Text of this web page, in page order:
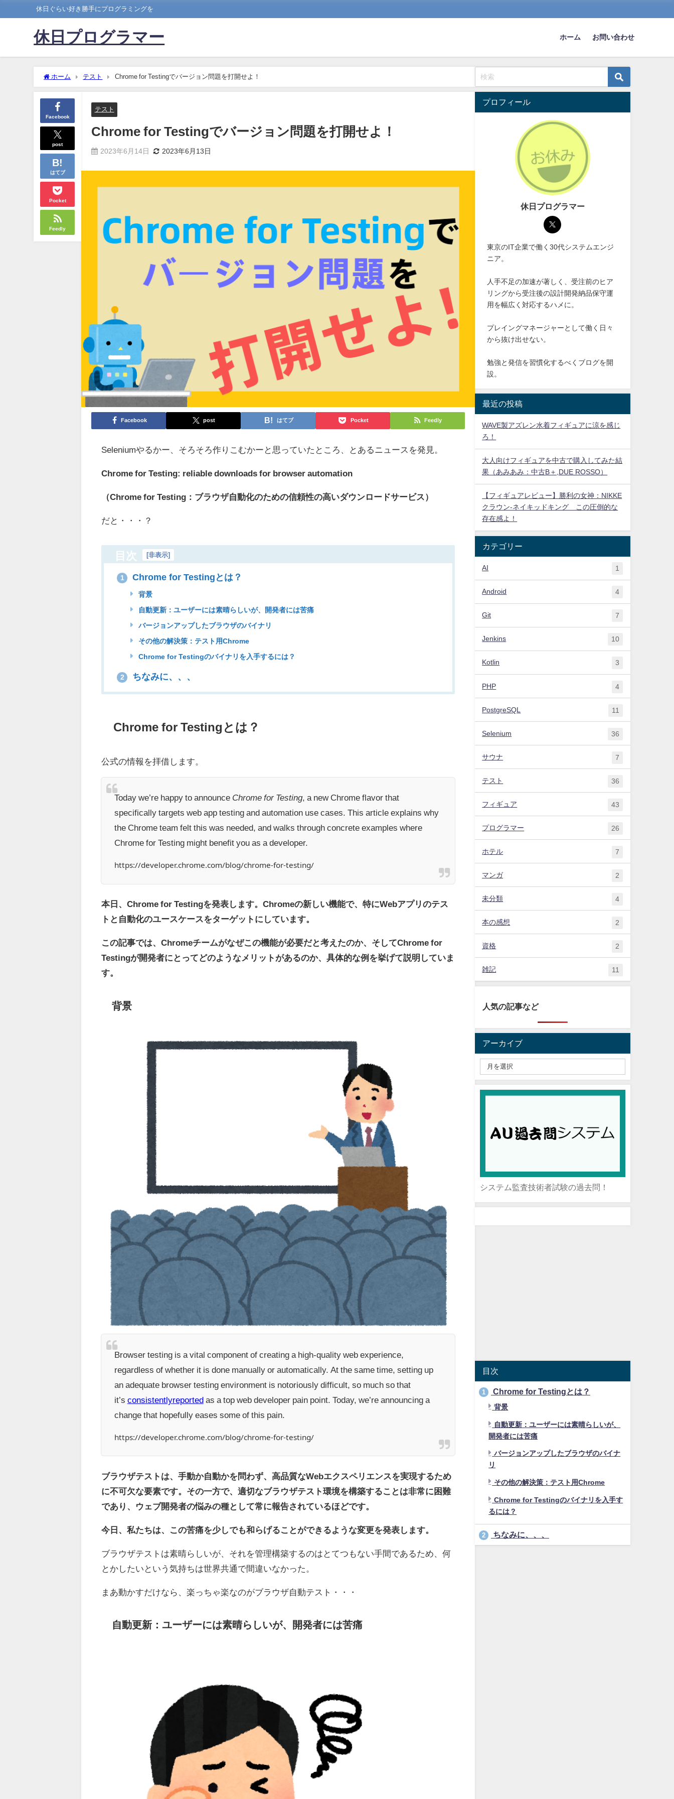
休日ぐらい好き勝手にプログラミングを
休日プログラマー ホーム お問い合わせ
ホーム テスト Chrome for Testingでバージョン問題を打開せよ！
Facebook
post
はてブ
Pocket
Feedly
テスト
Chrome for Testingでバージョン問題を打開せよ！
2023年6月14日 2023年6月13日
Facebook post はてブ Pocket Feedly
Seleniumやるかー、そろそろ作りこむかーと思っていたところ、とあるニュースを発見。
Chrome for Testing: reliable downloads for browser automation
（Chrome for Testing：ブラウザ自動化のための信頼性の高いダウンロードサービス）
だと・・・？
目次 [非表示]
1 Chrome for Testingとは？
背景
自動更新：ユーザーには素晴らしいが、開発者には苦痛
バージョンアップしたブラウザのバイナリ
その他の解決策：テスト用Chrome
Chrome for Testingのバイナリを入手するには？
2 ちなみに、、、
Chrome for Testingとは？
公式の情報を拝借します。
Today we’re happy to announce Chrome for Testing, a new Chrome flavor that
specifically targets web app testing and automation use cases. This article explains why
the Chrome team felt this was needed, and walks through concrete examples where
Chrome for Testing might benefit you as a developer.
https://developer.chrome.com/blog/chrome-for-testing/
本日、Chrome for Testingを発表します。Chromeの新しい機能で、特にWebアプリのテス
トと自動化のユースケースをターゲットにしています。
この記事では、Chromeチームがなぜこの機能が必要だと考えたのか、そしてChrome for
Testingが開発者にとってどのようなメリットがあるのか、具体的な例を挙げて説明していま
す。
背景
Browser testing is a vital component of creating a high-quality web experience,
regardless of whether it is done manually or automatically. At the same time, setting up
an adequate browser testing environment is notoriously difficult, so much so that
it’s consistentlyreportedas a top web developer pain point. Today, we’re announcing a
change that hopefully eases some of this pain.
https://developer.chrome.com/blog/chrome-for-testing/
ブラウザテストは、手動か自動かを問わず、高品質なWebエクスペリエンスを実現するため
に不可欠な要素です。その一方で、適切なブラウザテスト環境を構築することは非常に困難
であり、ウェブ開発者の悩みの種として常に報告されているほどです。
今日、私たちは、この苦痛を少しでも和らげることができるような変更を発表します。
ブラウザテストは素晴らしいが、それを管理構築するのはとてつもない手間であるため、何
とかしたいという気持ちは世界共通で間違いなかった。
まあ動かすだけなら、楽っちゃ楽なのがブラウザ自動テスト・・・
自動更新：ユーザーには素晴らしいが、開発者には苦痛
プロフィール
休日プログラマー
東京のIT企業で働く30代システムエンジ
ニア。
人手不足の加速が著しく、受注前のヒア
リングから受注後の設計開発納品保守運
用を幅広く対応するハメに。
プレイングマネージャーとして働く日々
から抜け出せない。
勉強と発信を習慣化するべくブログを開
設。
最近の投稿
WAVE製アズレン水着フィギュアに涼を感じ
ろ！
大人向けフィギュアを中古で購入してみた結
果（あみあみ：中古B＋,DUE ROSSO）
【フィギュアレビュー】勝利の女神：NIKKE
クラウン-ネイキッドキング この圧倒的な
存在感よ！
カテゴリー
AI 1
Android 4
Git 7
Jenkins 10
Kotlin 3
PHP 4
PostgreSQL 11
Selenium 36
サウナ 7
テスト 36
フィギュア 43
プログラマー 26
ホテル 7
マンガ 2
未分類 4
本の感想 2
資格 2
雑記 11
人気の記事など
アーカイブ
システム監査技術者試験の過去問！
目次
1 Chrome for Testingとは？
背景
自動更新：ユーザーには素晴らしいが、
開発者には苦痛
バージョンアップしたブラウザのバイナ
リ
その他の解決策：テスト用Chrome
Chrome for Testingのバイナリを入手す
るには？
2 ちなみに、、、